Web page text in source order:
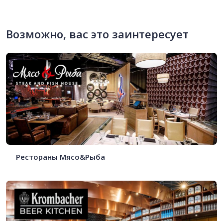
Возможно, вас это заинтересует
Рестораны Мясо&Рыба